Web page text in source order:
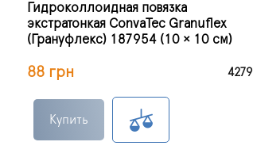
Гидроколлоидная повязка
экстратонкая ConvaTec Granuflex
(Грануфлекс) 187954 (10 × 10 см)
88 грн 4279
Купить